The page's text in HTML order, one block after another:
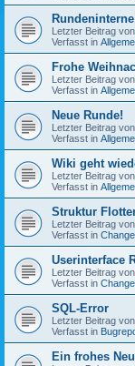
Letzter Beitrag von
Verfasst in
Frohe
Letzter Beitrag von
Verfasst in
Neue Runde!
Letzter Beitrag von
Verfasst in
Wiki geht
Letzter Beitrag von
Verfasst in
Struktur
Letzter Beitrag von
Verfasst in
Userinterface
Letzter Beitrag von
Verfasst in
SQL-Error
Letzter Beitrag von
Verfasst in
Ein frohes